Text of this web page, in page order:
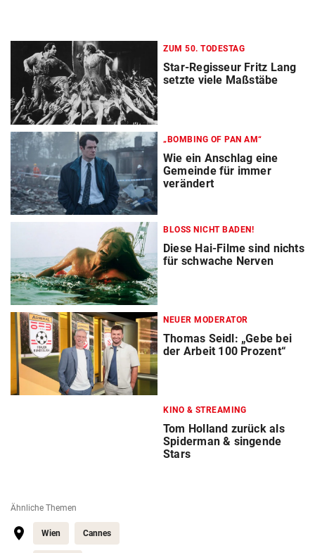
ZUM 50. TODESTAG
Star-Regisseur Fritz Lang
setzte viele Maßstäbe
„BOMBING OF PAN AM“
Wie ein Anschlag eine
Gemeinde für immer
verändert
BLOSS NICHT BADEN!
Diese Hai-Filme sind nichts
für schwache Nerven
NEUER MODERATOR
Thomas Seidl: „Gebe bei
der Arbeit 100 Prozent“
KINO & STREAMING
Tom Holland zurück als
Spiderman & singende
Stars
Ähnliche Themen
Wien Cannes